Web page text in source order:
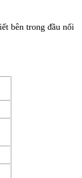
bên trong đầu nối